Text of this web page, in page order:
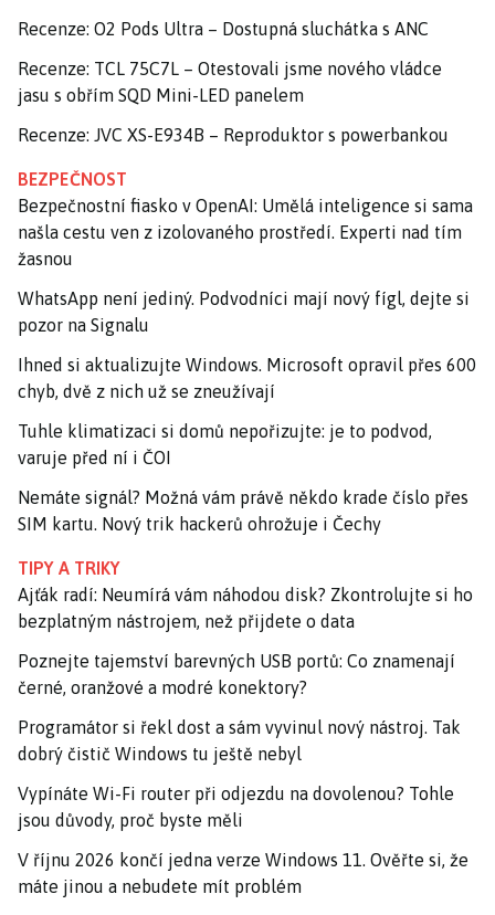
Recenze: O2 Pods Ultra – Dostupná sluchátka s ANC
Recenze: TCL 75C7L – Otestovali jsme nového vládce
jasu s obřím SQD Mini-LED panelem
Recenze: JVC XS-E934B – Reproduktor s powerbankou
BEZPEČNOST
Bezpečnostní fiasko v OpenAI: Umělá inteligence si sama
našla cestu ven z izolovaného prostředí. Experti nad tím
žasnou
WhatsApp není jediný. Podvodníci mají nový fígl, dejte si
pozor na Signalu
Ihned si aktualizujte Windows. Microsoft opravil přes 600
chyb, dvě z nich už se zneužívají
Tuhle klimatizaci si domů nepořizujte: je to podvod,
varuje před ní i ČOI
Nemáte signál? Možná vám právě někdo krade číslo přes
SIM kartu. Nový trik hackerů ohrožuje i Čechy
TIPY A TRIKY
Ajťák radí: Neumírá vám náhodou disk? Zkontrolujte si ho
bezplatným nástrojem, než přijdete o data
Poznejte tajemství barevných USB portů: Co znamenají
černé, oranžové a modré konektory?
Programátor si řekl dost a sám vyvinul nový nástroj. Tak
dobrý čistič Windows tu ještě nebyl
Vypínáte Wi-Fi router při odjezdu na dovolenou? Tohle
jsou důvody, proč byste měli
V říjnu 2026 končí jedna verze Windows 11. Ověřte si, že
máte jinou a nebudete mít problém